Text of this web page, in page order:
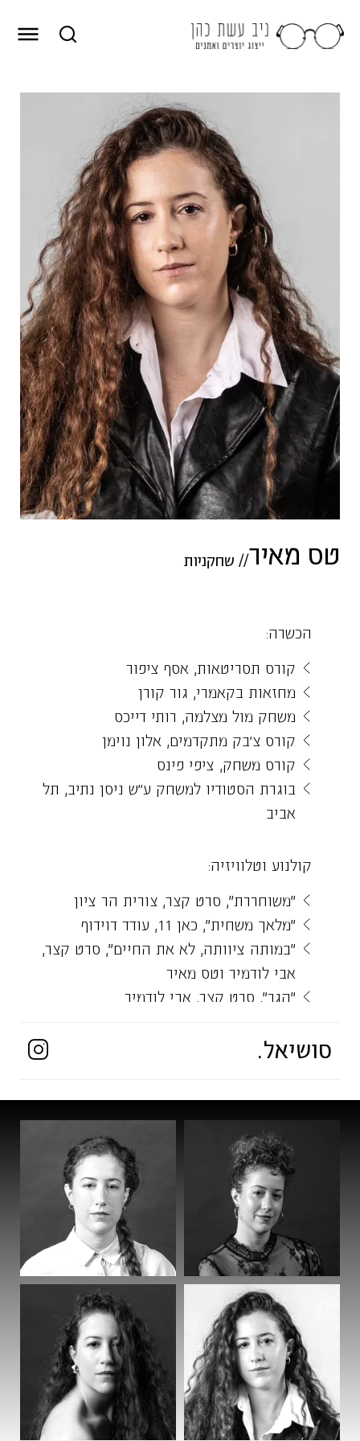
טס מאיר// שחקניות
הכשרה:
קורס תסריטאות, אסף ציפור
מחזאות בקאמרי, גור קורן
משחק מול מצלמה, רותי דייכס
קורס צ'בק מתקדמים, אלון נוימן
קורס משחק, ציפי פינס
בוגרת הסטודיו למשחק ע"ש ניסן נתיב, תל
אביב
קולנוע וטלוויזיה:
״משוחררת״, סרט קצר, צורית הר ציון
״מלאך משחית״, כאן 11, עודד דוידוף
״במותה ציוותה, לא את החיים״, סרט קצר,
אבי לודמיר וטס מאיר
״הגר״, סרט קצר, אבי לודמיר
ברל
״אח גדול״, סרט קצר, נועה מאיר, סם שפיגל
״ההחלפה״, סרט קצר, אור קלייד, אוניברסיטת
תל אביב
״נדיה – שם זמני״, טובה אשר
כתיבה:
"נעולים בלילה", מחזה קצר. זכה במקום
הראשון בתחרות ארדיטי באוניברסיטה 2022
"שתי אחיות", מחזה באורך מלא, עלה כחלק
מפסטיבל קריאות מבוימות בקאמרי. עלה
באירוע פיצ'ינג בצוותא
תיאטרון:
סושיאל.